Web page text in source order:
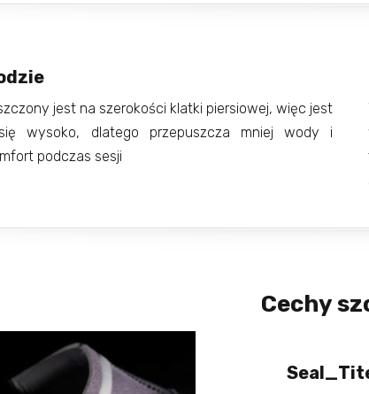
jest na szerokości klatki piersiowej, więc jest
wysoko, dlatego przepuszcza mniej wody i
podczas sesji
Cechy